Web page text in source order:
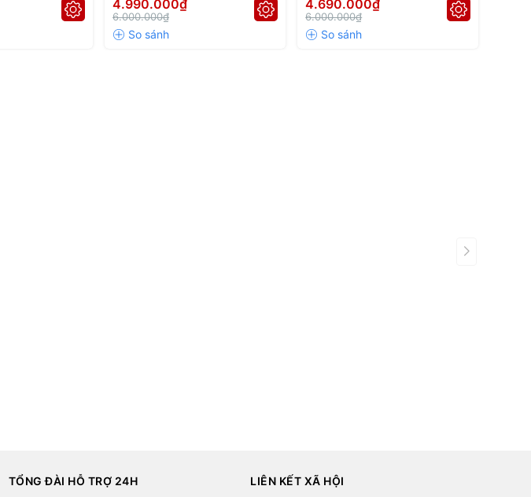
4.990.000₫
6.000.000₫
4.690.000₫
6.000.000₫
TỔNG ĐÀI HỖ TRỢ 24H LIÊN KẾT XÃ HỘI